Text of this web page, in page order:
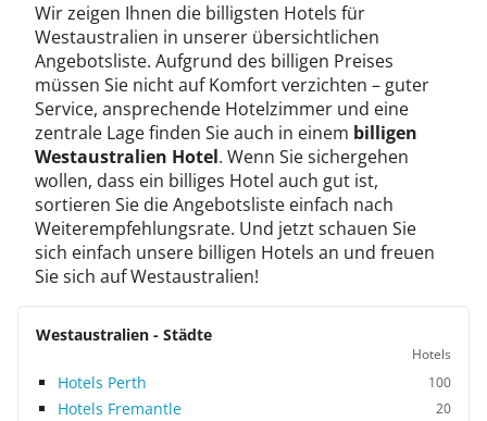
Wir zeigen Ihnen die billigsten Hotels für
Westaustralien in unserer übersichtlichen
Angebotsliste. Aufgrund des billigen Preises
müssen Sie nicht auf Komfort verzichten – guter
Service, ansprechende Hotelzimmer und eine
zentrale Lage finden Sie auch in einem billigen
Westaustralien Hotel. Wenn Sie sichergehen
wollen, dass ein billiges Hotel auch gut ist,
sortieren Sie die Angebotsliste einfach nach
Weiterempfehlungsrate. Und jetzt schauen Sie
sich einfach unsere billigen Hotels an und freuen
Sie sich auf Westaustralien!
Westaustralien - Städte
Hotels
Hotels Perth 100
Hotels Fremantle 20